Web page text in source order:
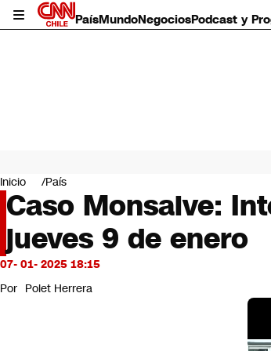
PaísMundoNegociosPodcast y
Mundo
Negocios
Deportes
Programas completos
Cultura
Servicios
Bits
CNN Data
Inicio País
Caso Monsalve:
jueves 9 de enero
07- 01- 2025 18:15
Por Polet Herrera